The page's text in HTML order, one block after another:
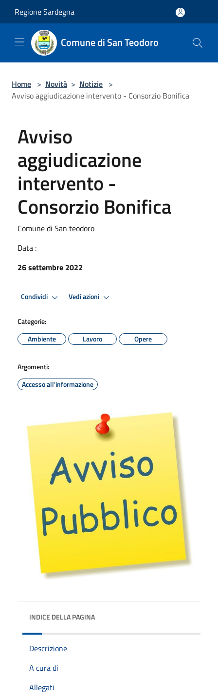
Regione Sardegna
Comune di San Teodoro
Home > Novità > Notizie >
Avviso aggiudicazione intervento - Consorzio Bonifica
Avviso
aggiudicazione
intervento -
Consorzio Bonifica
Comune di San teodoro
Data :
26 settembre 2022
Condividi Vedi azioni
Categorie:
Ambiente
Lavoro Opere
Argomenti:
Accesso all'informazione
INDICE DELLA PAGINA
Descrizione
A cura di
Allegati